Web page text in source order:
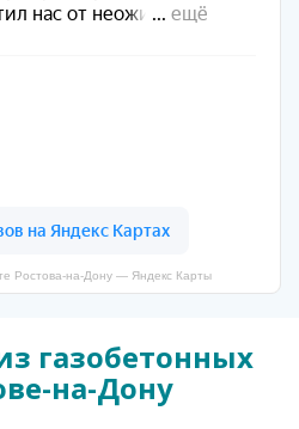
Ростова‑на‑Дону — Яндекс Карты
газобетонных
на-Дону